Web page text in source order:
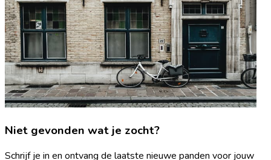
Niet gevonden wat je zocht?
Schrijf je in en ontvang de laatste nieuwe panden voor jouw